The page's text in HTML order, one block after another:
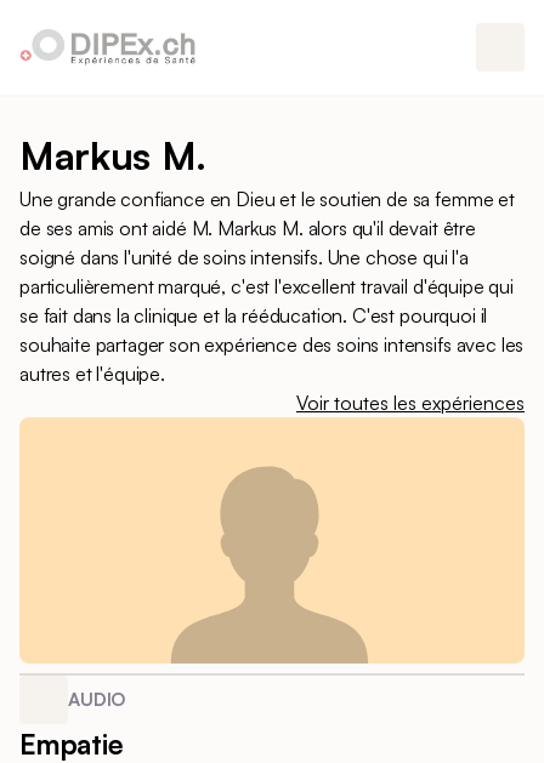
Markus M.
Une grande confiance en Dieu et le soutien de sa femme et
de ses amis ont aidé M. Markus M. alors qu'il devait être
soigné dans l'unité de soins intensifs. Une chose qui l'a
particulièrement marqué, c'est l'excellent travail d'équipe qui
se fait dans la clinique et la rééducation. C'est pourquoi il
souhaite partager son expérience des soins intensifs avec les
autres et l'équipe.
Voir toutes les expériences
AUDIO
Empatie